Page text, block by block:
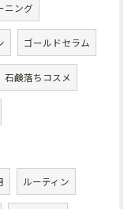
ニング
ゴールドセラム
石鹸落ちコスメ
ルーティン